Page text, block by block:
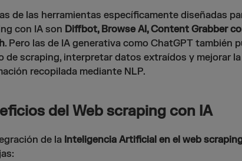
de las herramientas específicamente diseñadas
con IA son Diffbot, Browse AI, Content Grabber
. Pero las de IA generativa como ChatGPT también
de scraping, interpretar datos extraídos y mejorar
recopilada mediante NLP.
del Web scraping con IA
de la Inteligencia Artificial en el web